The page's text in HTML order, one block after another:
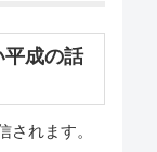
平成の話
されます。